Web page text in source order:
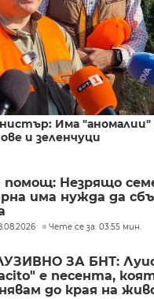
Има
и зеленчуци
помощ: Незрящо
има нужда да
Чете се за: 03:55 мин.
ЗА БНТ:
е песента,
до края на